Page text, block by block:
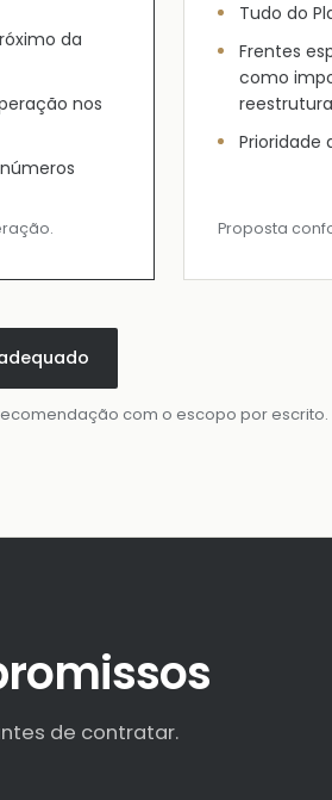
da
nos
Tudo do
Frentes
como
Prioridade
Proposta
com o escopo por escrito.
de contratar.